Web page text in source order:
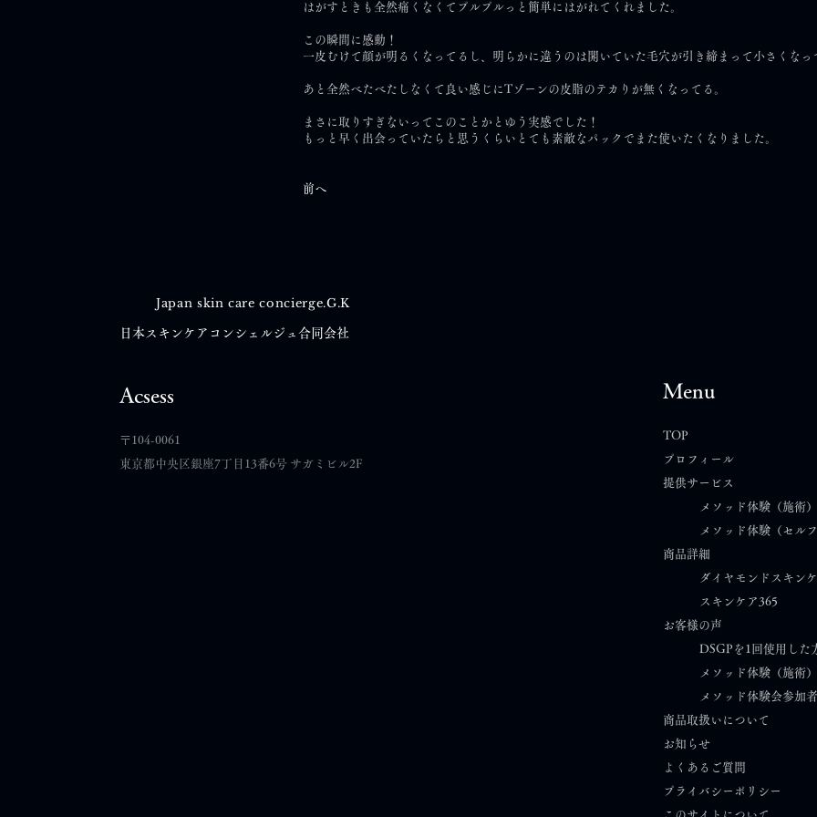
はがすときも全然痛くなくてプルプルっと簡単にはがれてくれました。
この瞬間に感動！
一皮むけて顔が明るくなってるし、明らかに違うのは開いていた毛穴が引き締まって小さくなっ
あと全然べたべたしなくて良い感じにTゾーンの皮脂のテカりが無くなってる。
まさに取りすぎないってこのことかとゆう実感でした！
もっと早く出会っていたらと思うくらいとても素敵なパックでまた使いたくなりました。
前へ
Japan skin care concierge.G.K
日本スキンケアコンシェルジュ合同会社
Acsess
​〒104-0061
東京都中央区銀座7丁目13番6号 サガミビル2F
Menu
TOP
プロフィール
提供サービス
メソッド体験（施術）
メソッド体験（セルフ
商品詳細
ダイヤモンドスキン
スキンケア365​
お客様の声
DSGPを1回使用した
メソッド体験（施術
メソッド体験会参加
商品取扱いについて
お知らせ​
​ よくあるご質問
プライバシーポリシー